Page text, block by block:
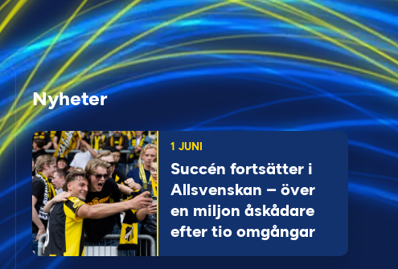
Nyheter
1 JUNI
Succén fortsätter i
Allsvenskan – över
en miljon åskådare
efter tio omgångar